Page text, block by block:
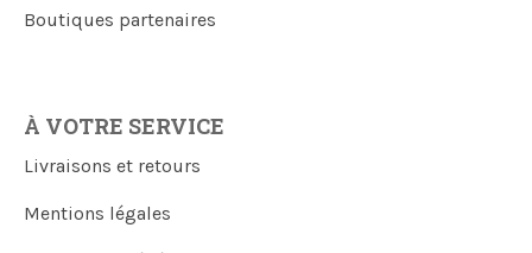
Boutiques partenaires
À VOTRE SERVICE
Livraisons et retours
Mentions légales